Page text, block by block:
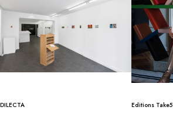
DILECTA Editions Take5